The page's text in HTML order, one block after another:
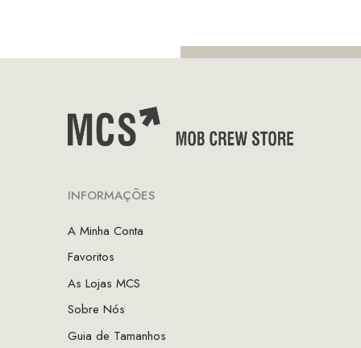
INFORMAÇÕES
A Minha Conta
Favoritos
As Lojas MCS
Sobre Nós
Guia de Tamanhos